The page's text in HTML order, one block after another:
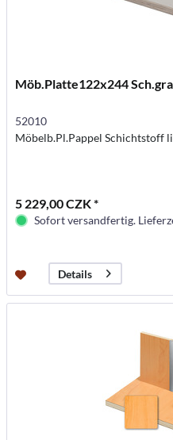
Möb.Platte122x244 Sch.gra
52010
Möbelb.Pl.Pappel Schichtstoff
5 229,00 CZK *
Sofort versandfertig.
Details